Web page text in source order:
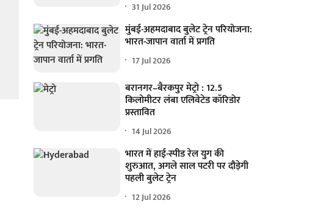
31 Jul 2026
मुंबई-अहमदाबाद बुलेट ट्रेन परियोजना:
भारत-जापान वार्ता में प्रगति
17 Jul 2026
बरानगर–बैरकपुर मेट्रो : 12.5
किलोमीटर लंबा एलिवेटेड कॉरिडोर
प्रस्तावित
14 Jul 2026
भारत में हाई-स्पीड रेल युग की
शुरुआत, अगले साल पटरी पर दौड़ेगी
पहली बुलेट ट्रेन
12 Jul 2026